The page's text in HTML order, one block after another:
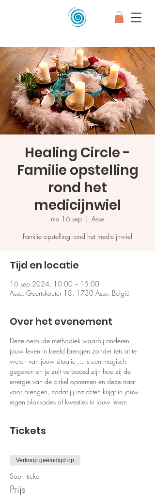
Healing Circle -
Familie opstelling
rond het
medicijnwiel
ma 16 sep
  |
Asse
Familie opstelling rond het medicijnwiel
Tijd en locatie
16 sep 2024, 10:00 – 15:00
Asse, Geertskouter 18, 1730 Asse, België
Over het evenement
Deze oeroude methodiek waarbij anderen
jouw leven in beeld brengen zonder iets af te
weten van jouw situatie ... is een magisch
gegeven en je zult verbaasd zijn hoe zij de
energie van de cirkel opnemen en deze naar
voor brengen, zodat jij inzichten krijgt in jouw
eigen blokkades of kwesties in jouw leven.
Tickets
Verkoop geëindigd op
Soort ticket
Prijs